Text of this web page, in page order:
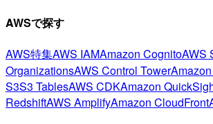
AWSで探す
AWS特集AWS IAMAmazon CognitoAWS
OrganizationsAWS Control Tower
S3S3 TablesAWS CDKAmazon
RedshiftAWS AmplifyAmazon CloudFront